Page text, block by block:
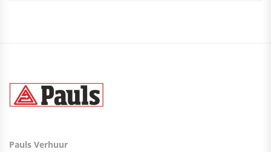
Pauls Verhuur